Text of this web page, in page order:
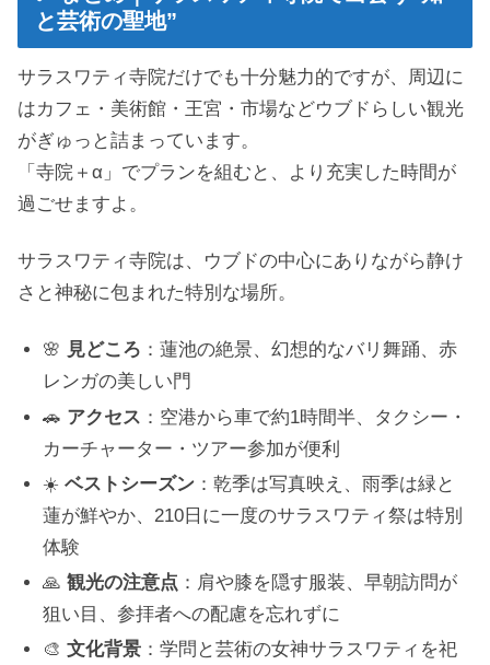
と芸術の聖地”
サラスワティ寺院だけでも十分魅力的ですが、周辺に
はカフェ・美術館・王宮・市場などウブドらしい観光
がぎゅっと詰まっています。
「寺院＋α」でプランを組むと、より充実した時間が
過ごせますよ。
サラスワティ寺院は、ウブドの中心にありながら静け
さと神秘に包まれた特別な場所。
🌸 見どころ ：蓮池の絶景、幻想的なバリ舞踊、赤
レンガの美しい門
🚗 アクセス ：空港から車で約1時間半、タクシー・
カーチャーター・ツアー参加が便利
☀️ベストシーズン ：乾季は写真映え、雨季は緑と
蓮が鮮やか、210日に一度のサラスワティ祭は特別
体験
🙏観光の注意点 ：肩や膝を隠す服装、早朝訪問が
狙い目、参拝者への配慮を忘れずに
🎨文化背景 ：学問と芸術の女神サラスワティを祀